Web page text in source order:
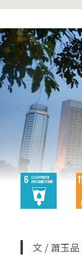
文 / 蕭玉